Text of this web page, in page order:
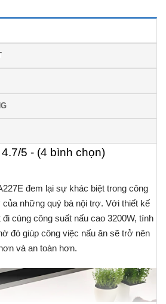
4.7/5 - (4 bình chọn)
đem lại sự khác biệt trong công
của những quý bà nội trợ. Với thiết kế
đi cùng công suất nấu cao 3200W, tính
đó giúp công việc nấu ăn sẽ trở nên
và an toàn hơn.